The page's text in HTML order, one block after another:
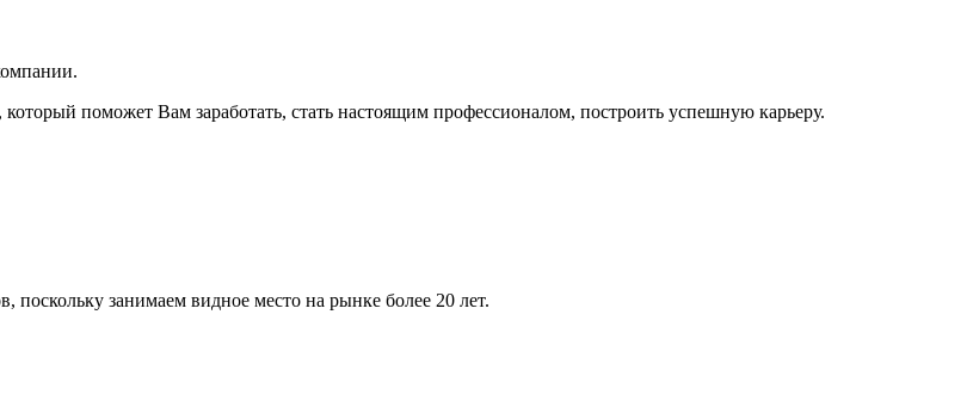
поможет Вам заработать, стать настоящим профессионалом, построить успешную карьеру.
занимаем видное место на рынке более 20 лет.